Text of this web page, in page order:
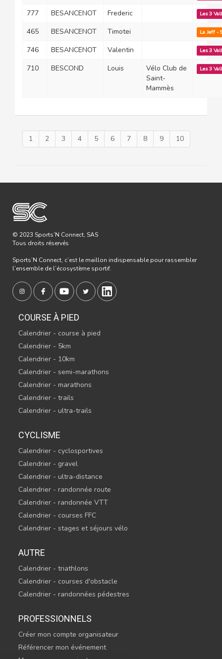
777 BESANCENOT Frederic Les 3
465 BESANCENOT Timotei La Jeff -
746 BESANCENOT Valentin Les 3
710 BESCOND Louis
Vélo Club de
Saint-
Mammès
Les 3
1 2 3 4 5 6 7 8 9 10
© 2023 Sports’N Connect, SAS
Tous droits réservés
Sports’N Connect, c’est le maillon indispensable pour rassembler
l’ensemble de l’écosystème sportif.
COURSE À PIED
Calendrier - course à pied
Calendrier - 5km
Calendrier - 10km
Calendrier - semi-marathons
Calendrier - marathons
Calendrier - trails
Calendrier - ultra-trails
CYCLISME
Calendrier - cyclosportives
Calendrier - gravel
Calendrier - ultra-distance
Calendrier - randonnée route
Calendrier - randonnée VTT
Calendrier - courses FFC
Calendrier - stages et séjours vélo
AUTRE
Calendrier - triathlons
Calendrier - courses d'obstacle
Calendrier - randonnées pédestres
PROFESSIONNELS
Créer mon compte organisateur
Référencer mon événement